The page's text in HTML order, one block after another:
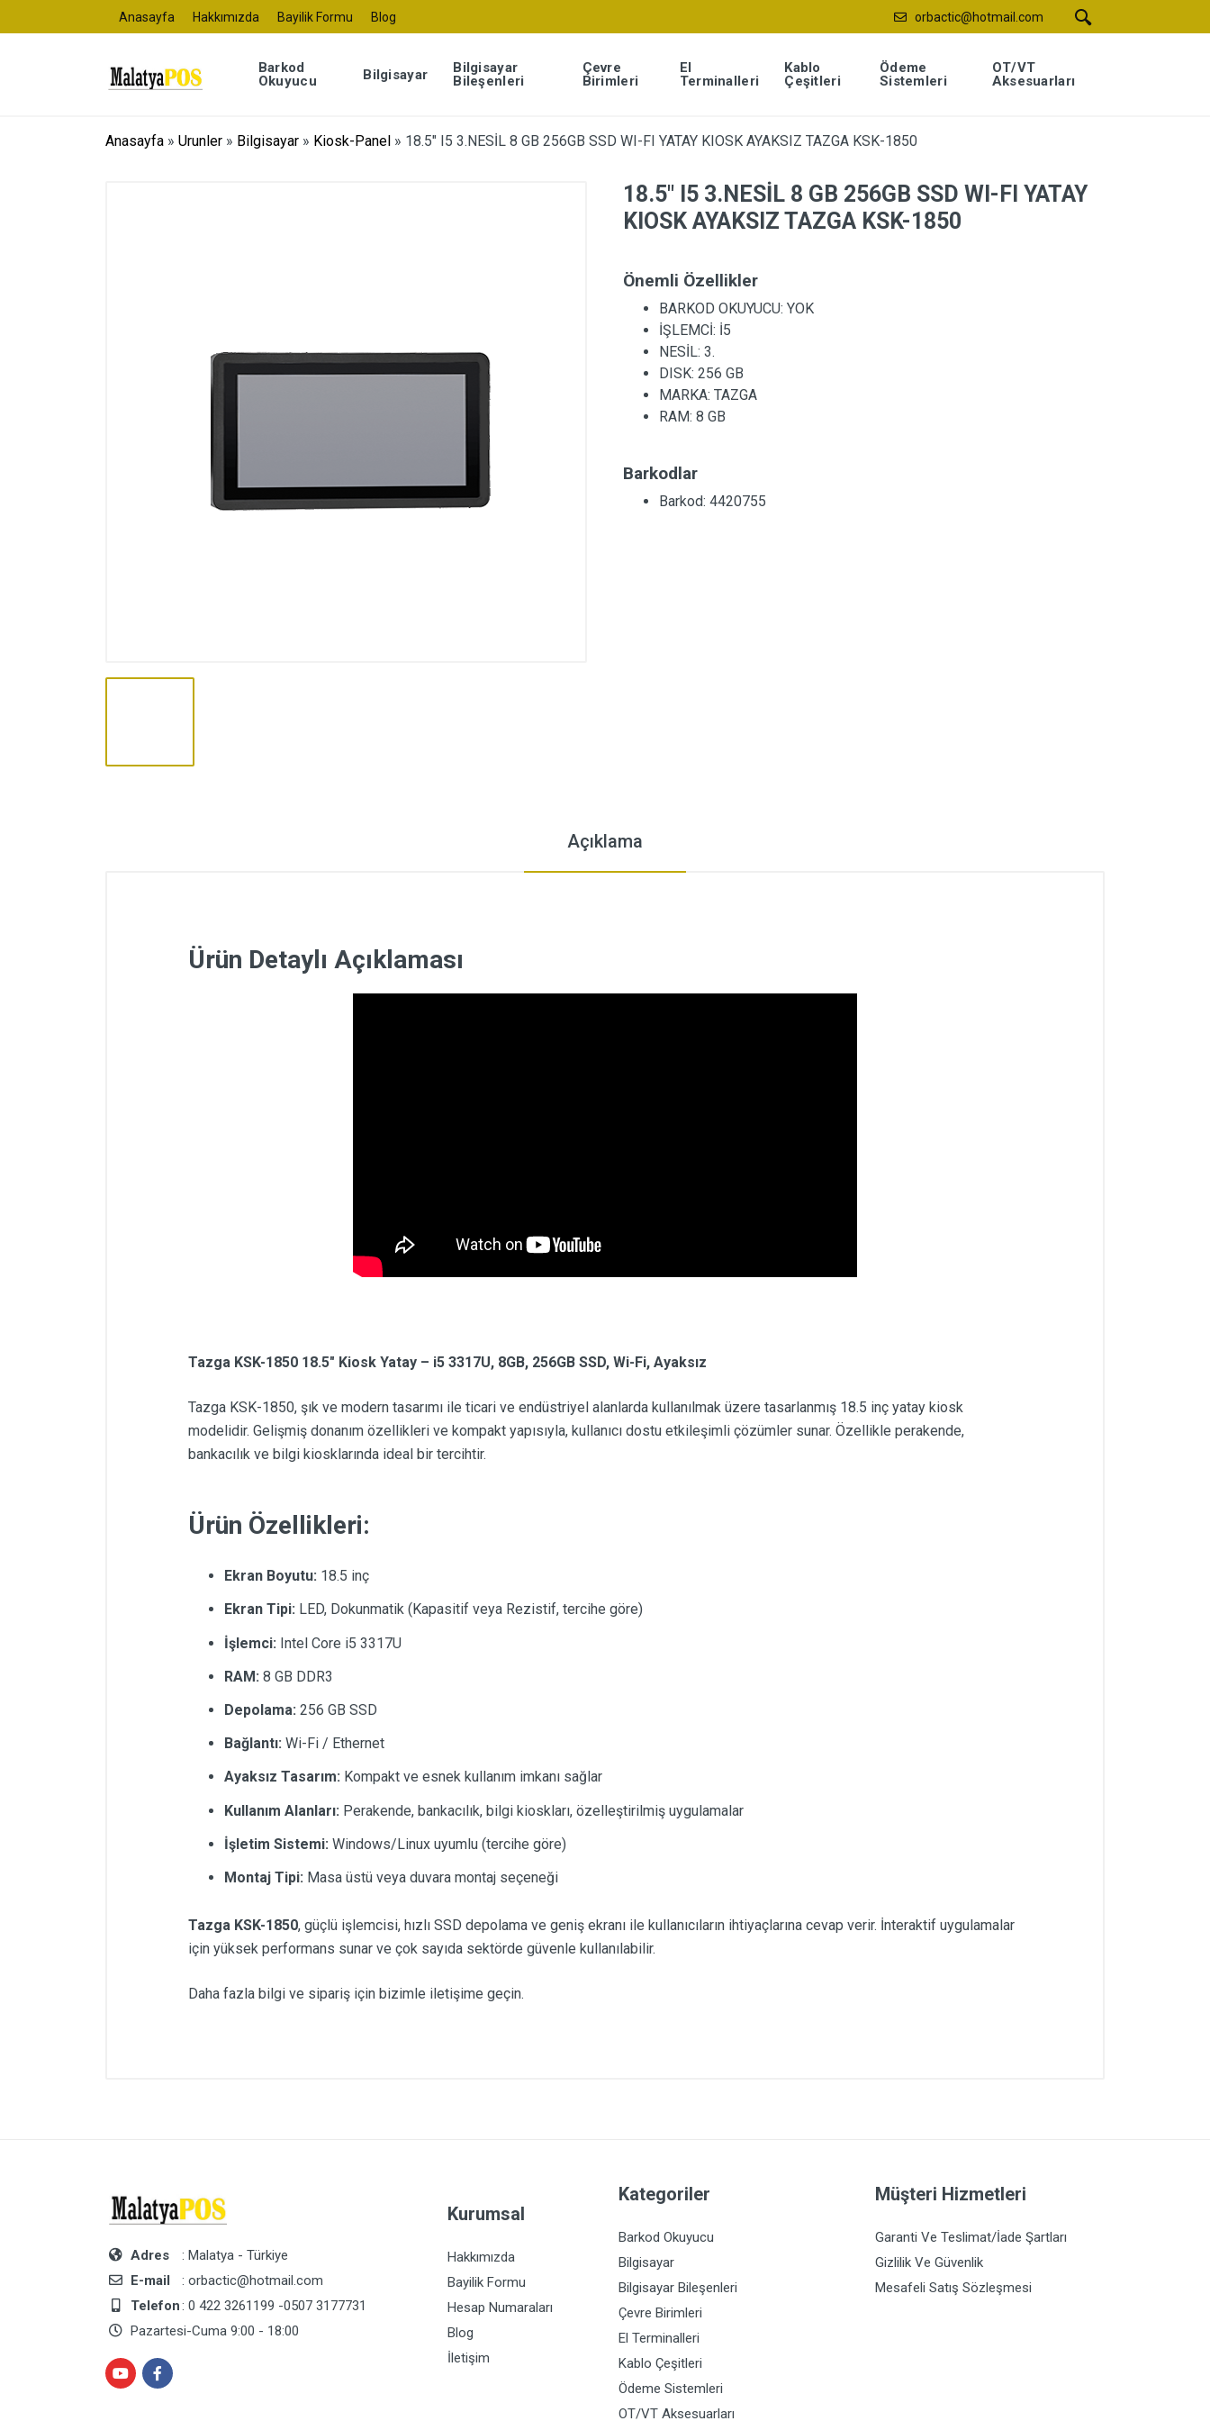
Anasayfa Hakkımızda Bayilik Formu Blog orbactic@hotmail.com
Barkod
Okuyucu
Bilgisayar
Bilgisayar
Bileşenleri
Çevre
Birimleri
El
Terminalleri
Kablo
Çeşitleri
Ödeme
Sistemleri
OT/VT
Aksesuarları
Anasayfa » Urunler » Bilgisayar » Kiosk-Panel » 18.5″ I5 3.NESİL 8 GB 256GB SSD WI-FI YATAY KIOSK AYAKSIZ TAZGA KSK-1850
18.5″ I5 3.NESİL 8 GB 256GB SSD WI-FI YATAY
KIOSK AYAKSIZ TAZGA KSK-1850
Önemli Özellikler
BARKOD OKUYUCU: YOK
İŞLEMCİ: İ5
NESİL: 3.
DISK: 256 GB
MARKA: TAZGA
RAM: 8 GB
Barkodlar
Barkod: 4420755
Açıklama
Ürün Detaylı Açıklaması
Tazga KSK-1850 18.5" Kiosk Yatay – i5 3317U, 8GB, 256GB SSD, Wi-Fi, Ayaksız
Tazga KSK-1850, şık ve modern tasarımı ile ticari ve endüstriyel alanlarda kullanılmak üzere tasarlanmış 18.5 inç yatay kiosk
modelidir. Gelişmiş donanım özellikleri ve kompakt yapısıyla, kullanıcı dostu etkileşimli çözümler sunar. Özellikle perakende,
bankacılık ve bilgi kiosklarında ideal bir tercihtir.
Ürün Özellikleri:
Ekran Boyutu: 18.5 inç
Ekran Tipi: LED, Dokunmatik (Kapasitif veya Rezistif, tercihe göre)
İşlemci: Intel Core i5 3317U
RAM: 8 GB DDR3
Depolama: 256 GB SSD
Bağlantı: Wi-Fi / Ethernet
Ayaksız Tasarım: Kompakt ve esnek kullanım imkanı sağlar
Kullanım Alanları: Perakende, bankacılık, bilgi kioskları, özelleştirilmiş uygulamalar
İşletim Sistemi: Windows/Linux uyumlu (tercihe göre)
Montaj Tipi: Masa üstü veya duvara montaj seçeneği
Tazga KSK-1850, güçlü işlemcisi, hızlı SSD depolama ve geniş ekranı ile kullanıcıların ihtiyaçlarına cevap verir. İnteraktif uygulamalar
için yüksek performans sunar ve çok sayıda sektörde güvenle kullanılabilir.
Daha fazla bilgi ve sipariş için bizimle iletişime geçin.
Adres
: Malatya - Türkiye
E-mail
: orbactic@hotmail.com
Telefon: 0 422 3261199 -0507 3177731
Pazartesi-Cuma 9:00 - 18:00
Kurumsal
Hakkımızda
Bayilik Formu
Hesap Numaraları
Blog
İletişim
Kategoriler
Barkod Okuyucu
Bilgisayar
Bilgisayar Bileşenleri
Çevre Birimleri
El Terminalleri
Kablo Çeşitleri
Ödeme Sistemleri
OT/VT Aksesuarları
Müşteri Hizmetleri
Garanti Ve Teslimat/İade Şartları
Gizlilik Ve Güvenlik
Mesafeli Satış Sözleşmesi